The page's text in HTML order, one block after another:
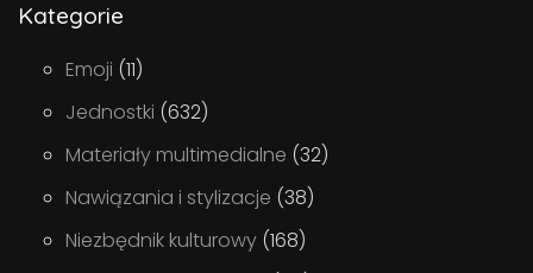
Kategorie
Emoji (11)
Jednostki (632)
Materiały multimedialne (32)
Nawiązania i stylizacje (38)
Niezbędnik kulturowy (168)